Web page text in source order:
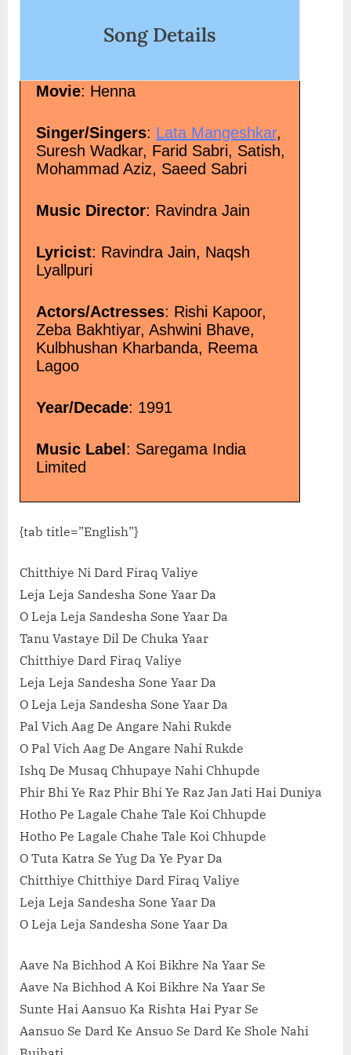
Saath Tere”</span> »</a></p>
Song Details
Movie: Henna
Singer/Singers: Lata Mangeshkar,
Suresh Wadkar, Farid Sabri, Satish,
Mohammad Aziz, Saeed Sabri
Music Director: Ravindra Jain
Lyricist: Ravindra Jain, Naqsh
Lyallpuri
Actors/Actresses: Rishi Kapoor,
Zeba Bakhtiyar, Ashwini Bhave,
Kulbhushan Kharbanda, Reema
Lagoo
Year/Decade: 1991
Music Label : Saregama India
Limited
{tab title=”English”}
Chitthiye Ni Dard Firaq Valiye
Leja Leja Sandesha Sone Yaar Da
O Leja Leja Sandesha Sone Yaar Da
Tanu Vastaye Dil De Chuka Yaar
Chitthiye Dard Firaq Valiye
Leja Leja Sandesha Sone Yaar Da
O Leja Leja Sandesha Sone Yaar Da
Pal Vich Aag De Angare Nahi Rukde
O Pal Vich Aag De Angare Nahi Rukde
Ishq De Musaq Chhupaye Nahi Chhupde
Phir Bhi Ye Raz Phir Bhi Ye Raz Jan Jati Hai Duniya
Hotho Pe Lagale Chahe Tale Koi Chhupde
Hotho Pe Lagale Chahe Tale Koi Chhupde
O Tuta Katra Se Yug Da Ye Pyar Da
Chitthiye Chitthiye Dard Firaq Valiye
Leja Leja Sandesha Sone Yaar Da
O Leja Leja Sandesha Sone Yaar Da
Aave Na Bichhod A Koi Bikhre Na Yaar Se
Aave Na Bichhod A Koi Bikhre Na Yaar Se
Sunte Hai Aansuo Ka Rishta Hai Pyar Se
Aansuo Se Dard Ke Ansuo Se Dard Ke Shole Nahi